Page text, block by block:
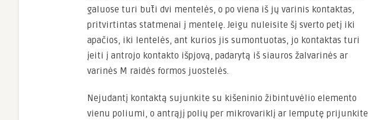
galuose turi būti dvi mentelės, o po viena iš jų varinis kontaktas,
pritvirtintas statmenai į mentelę. Jeigu nuleisite šį sverto petį iki
apačios, iki lentelės, ant kurios jis sumontuotas, jo kontaktas turi
įeiti į antrojo kontakto išpjovą, padarytą iš siauros žalvarinės ar
varinės M raidės formos juostelės.
Nejudantį kontaktą sujunkite su kišeninio žibintuvėlio elemento
vienu poliumi, o antrąjį polių per mikrovariklį ar lemputę prijunkite